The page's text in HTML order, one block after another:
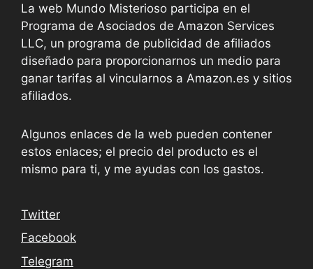
La web Mundo Misterioso participa en el
Programa de Asociados de Amazon Services
LLC, un programa de publicidad de afiliados
diseñado para proporcionarnos un medio para
ganar tarifas al vincularnos a Amazon.es y sitios
afiliados.
Algunos enlaces de la web pueden contener
estos enlaces; el precio del producto es el
mismo para ti, y me ayudas con los gastos.
Twitter
Facebook
Telegram